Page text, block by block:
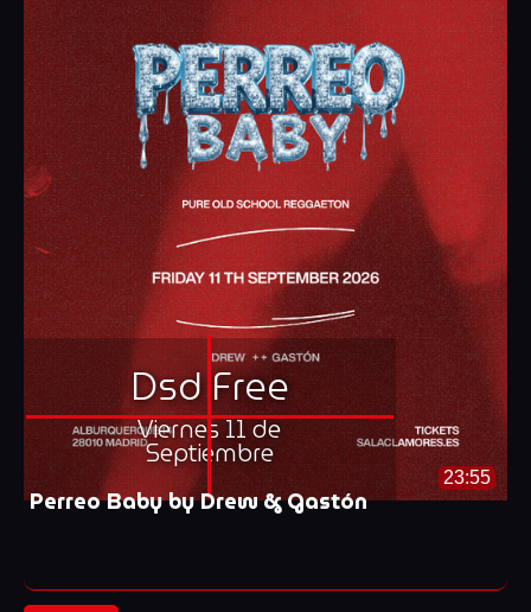
Dsd Free
Viernes 11 de
Septiembre
23:55
Perreo Baby by Drew & Gastón